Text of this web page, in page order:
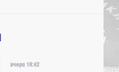
вчера 18:42